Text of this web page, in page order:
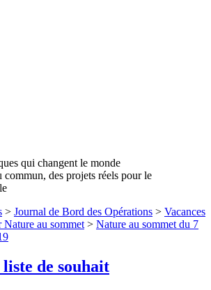
qui changent le monde
commun, des projets réels pour le
> Journal de Bord des Opérations > Vacances
Nature au sommet > Nature au sommet du 7
de souhait